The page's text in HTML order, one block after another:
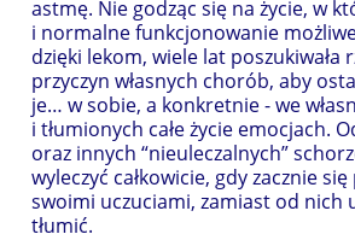
astmę. Nie godząc się na życie, w
i normalne funkcjonowanie
dzięki lekom, wiele lat poszukiwała
przyczyn własnych chorób, aby
je… w sobie, a konkretnie - we
i tłumionych całe życie emocjach.
oraz innych “nieuleczalnych”
wyleczyć całkowicie, gdy zacznie
swoimi uczuciami, zamiast od nich
tłumić.